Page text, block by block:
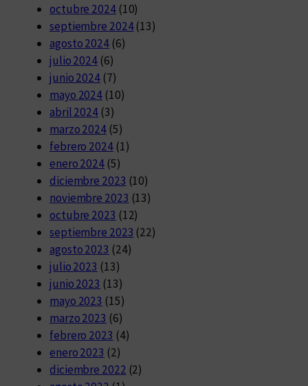
octubre 2024(10)
septiembre 2024(13)
agosto 2024(6)
julio 2024 (6)
junio 2024 (7)
mayo 2024 (10)
abril 2024 (3)
marzo 2024 (5)
febrero 2024(1)
enero 2024 (5)
diciembre 2023 (10)
noviembre 2023 (13)
octubre 2023 (12)
septiembre 2023 (22)
agosto 2023 (24)
julio 2023 (13)
junio 2023 (13)
mayo 2023 (15)
marzo 2023 (6)
febrero 2023 (4)
enero 2023 (2)
diciembre 2022 (2)